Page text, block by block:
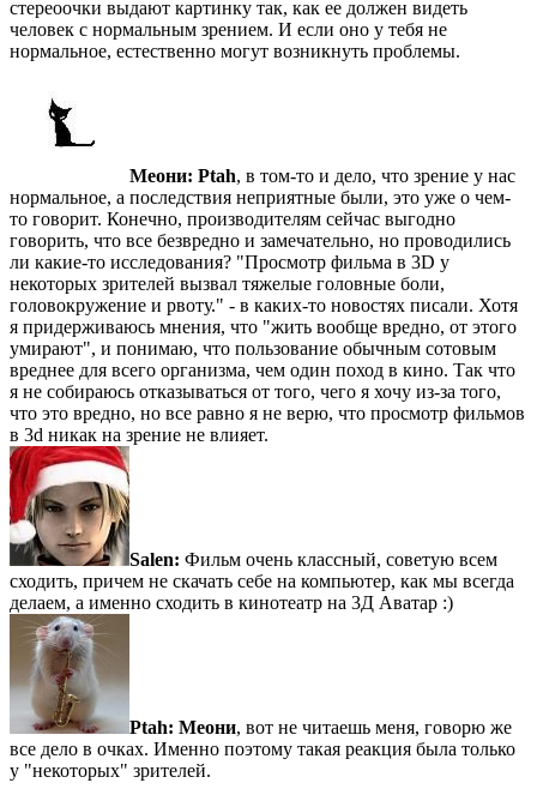
стереоочки выдают картинку так, как ее должен видеть
человек с нормальным зрением. И если оно у тебя не
нормальное, естественно могут возникнуть проблемы.
Меони: Ptah, в том-то и дело, что зрение у нас
нормальное, а последствия неприятные были, это уже о чем-
то говорит. Конечно, производителям сейчас выгодно
говорить, что все безвредно и замечательно, но проводились
ли какие-то исследования? "Просмотр фильма в 3D у
некоторых зрителей вызвал тяжелые головные боли,
головокружение и рвоту." - в каких-то новостях писали. Хотя
я придерживаюсь мнения, что "жить вообще вредно, от этого
умирают", и понимаю, что пользование обычным сотовым
вреднее для всего организма, чем один поход в кино. Так что
я не собираюсь отказываться от того, чего я хочу из-за того,
что это вредно, но все равно я не верю, что просмотр фильмов
в 3d никак на зрение не влияет.
Salen: Фильм очень классный, советую всем
сходить, причем не скачать себе на компьютер, как мы всегда
делаем, а именно сходить в кинотеатр на 3Д Аватар :)
Ptah: Меони, вот не читаешь меня, говорю же
все дело в очках. Именно поэтому такая реакция была только
у "некоторых" зрителей.